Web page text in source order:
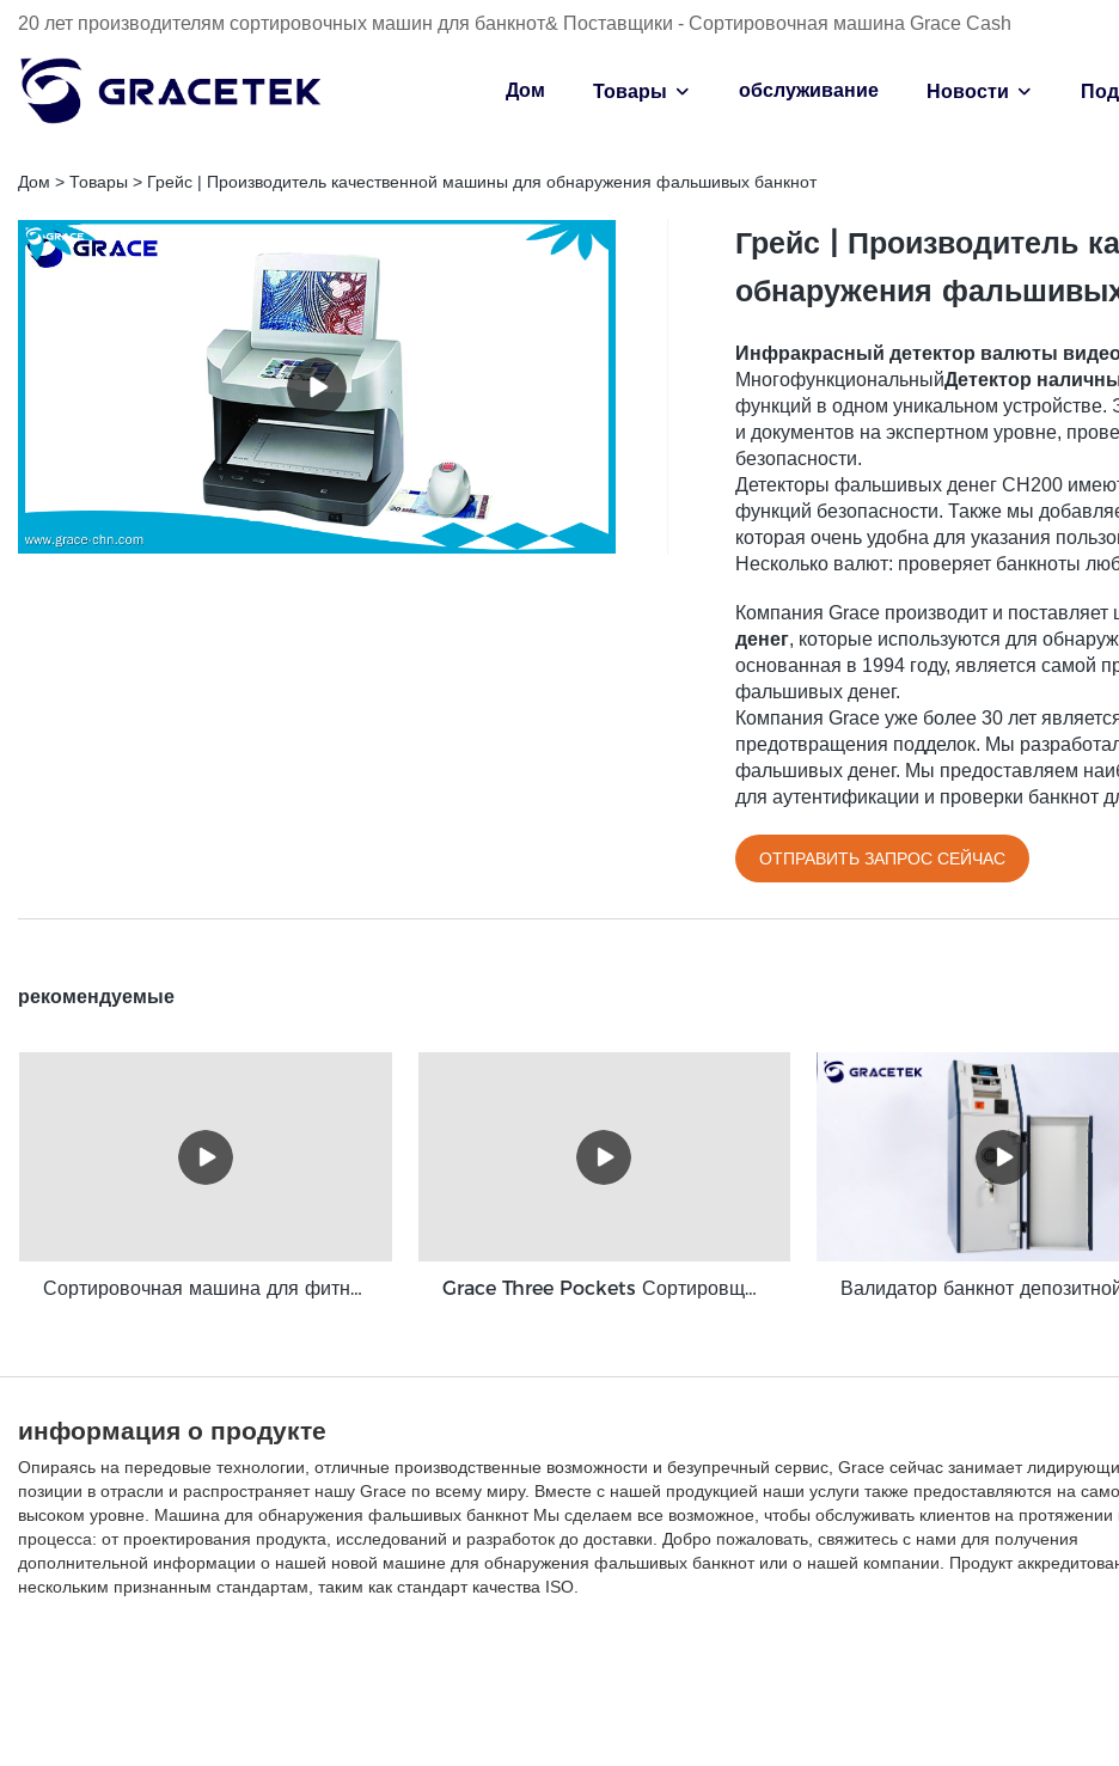
20 лет производителям сортировочных машин для банкнот& Поставщики - Сортировочная машина Grace Cash
Дом Товары обслуживание Новости
Дом > Товары > Грейс | Производитель качественной машины для обнаружения фальшивых банкнот
Грейс | Производитель
обнаружения
Инфракрасный детектор валюты
МногофункциональныйДетектор
функций в одном уникальном устройстве.
и документов на экспертном уровне,
безопасности.
Детекторы фальшивых денег CH200
функций безопасности. Также мы
которая очень удобна для указания
Несколько валют: проверяет банкноты
Компания Grace производит и
денег, которые используются для
основанная в 1994 году, является самой
фальшивых денег.
Компания Grace уже более 30 лет
предотвращения подделок. Мы
фальшивых денег. Мы предоставляем
для аутентификации и проверки банкнот
ОТПРАВИТЬ ЗАПРОС СЕЙЧАС
рекомендуемые
Сортировочная машина для фитнес-валют GBS3500 Grace Three Pockets Сортировщик денег 3+1 Pocket Grace GT-31
информация о продукте
Опираясь на передовые технологии, отличные производственные возможности и безупречный сервис, Grace сейчас занимает
позиции в отрасли и распространяет нашу Grace по всему миру. Вместе с нашей продукцией наши услуги также предоставляются на
высоком уровне. Машина для обнаружения фальшивых банкнот Мы сделаем все возможное, чтобы обслуживать клиентов на протяжении
процесса: от проектирования продукта, исследований и разработок до доставки. Добро пожаловать, свяжитесь с нами для получения
дополнительной информации о нашей новой машине для обнаружения фальшивых банкнот или о нашей компании. Продукт
нескольким признанным стандартам, таким как стандарт качества ISO.